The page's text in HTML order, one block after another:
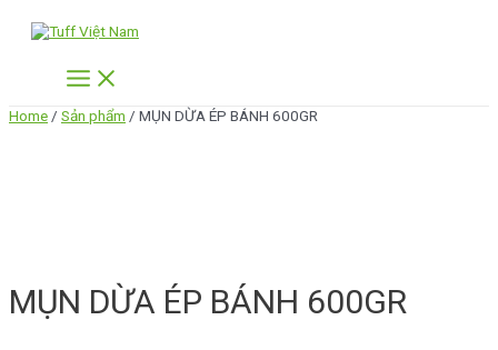
Main
Menu
Home / Sản phẩm / MỤN DỪA ÉP BÁNH 600GR
MỤN DỪA ÉP BÁNH 600GR